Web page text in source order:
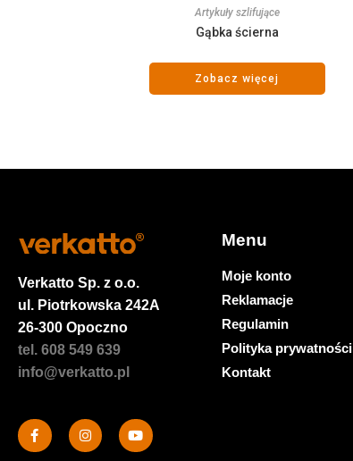
Artykuły szlifujące
Gąbka ścierna
Zobacz więcej
Verkatto Sp. z o.o.
ul. Piotrkowska 242A
26-300 Opoczno
tel. 608 549 639
info@verkatto.pl
Menu
Moje konto
Reklamacje
Regulamin
Polityka prywatności
Kontakt